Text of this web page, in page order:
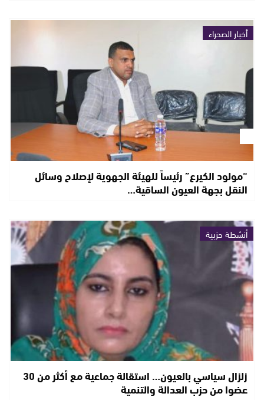
أخبار الصحراء
“مولود الكيرع” رئيساً للهيئة الجهوية لإصلاح وسائل
النقل بجهة العيون الساقية…
أنشطة حزبية
زلزال سياسي بالعيون… استقالة جماعية مع أكثر من 30
عضوا من حزب العدالة والتنمية